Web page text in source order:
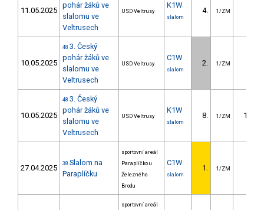
11.05.2025
pohár žáků ve
slalomu ve
Veltrusech
USD Veltrusy
K1W
slalom
4. 1/ZM
10.05.2025
48 3. Český
pohár žáků ve
slalomu ve
Veltrusech
USD Veltrusy
C1W
slalom
2. 1/ZM
10.05.2025
48 3. Český
pohár žáků ve
slalomu ve
Veltrusech
USD Veltrusy
K1W
slalom
8. 1/ZM 12.35
27.04.2025 38 Slalom na
Paraplíčku
sportovní areál
Paraplíčko u
Železného
Brodu
C1W
slalom
1. 1/ZM
sportovní areál